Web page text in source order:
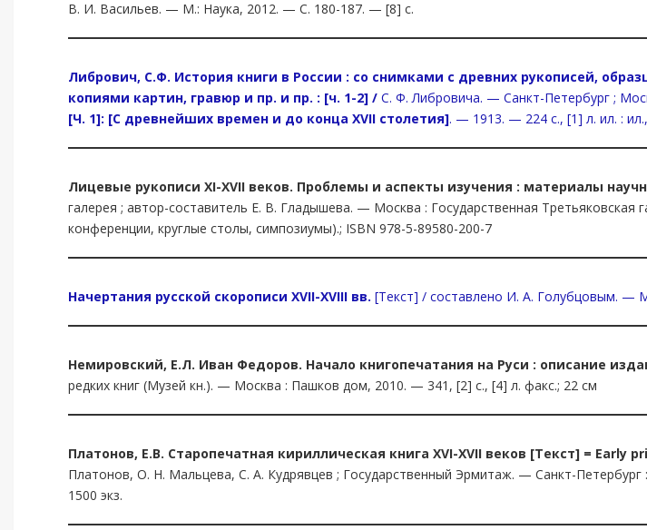
В. И. Васильев. — М.: Наука, 2012. — C. 180-187. — [8] с.
Либрович, С.Ф. История книги в России : со снимками с древних рукописей,
копиями картин, гравюр и пр. и пр. : [ч. 1-2] / С. Ф. Либровича. — Санкт-Петербург ;
[Ч. 1]: [С древнейших времен и до конца XVII столетия]. — 1913. — 224 с., [1] л. ил. :
Лицевые рукописи XI-XVII веков. Проблемы и аспекты изучения : материалы
галерея ; автор-составитель Е. В. Гладышева. — Москва : Государственная
конференции, круглые столы, симпозиумы).; ISBN 978-5-89580-200-7
Начертания русской скорописи XVII-XVIII вв. [Текст] / составлено И. А. Голубцовым. —
Немировский, Е.Л. Иван Федоров. Начало книгопечатания на Руси : описание
редких книг (Музей кн.). — Москва : Пашков дом, 2010. — 341, [2] с., [4] л. факс.; 22 см
Платонов, Е.В. Старопечатная кириллическая книга XVI-XVII веков [Текст] =
Платонов, О. Н. Мальцева, С. А. Кудрявцев ; Государственный Эрмитаж. — Санкт-
1500 экз.